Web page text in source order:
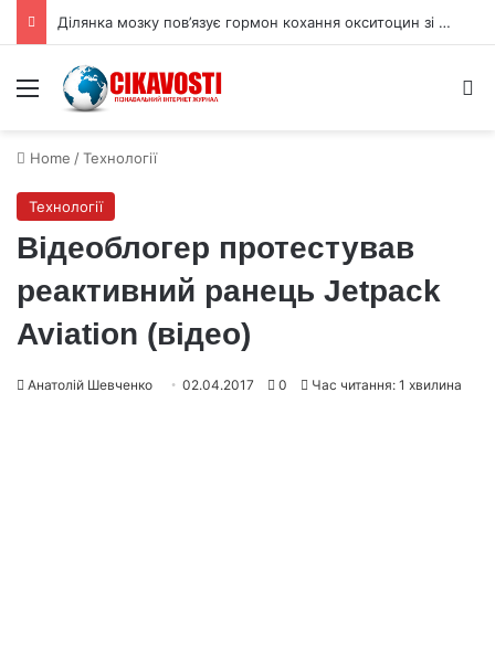
Ділянка мозку пов’язує гормон кохання окситоцин зі страхом
Menu
Home /Технології
Технології
Відеоблогер протестував
реактивний ранець Jetpack
Aviation (відео)
Анатолій Шевченко 02.04.2017 0 Час читання: 1 хвилина